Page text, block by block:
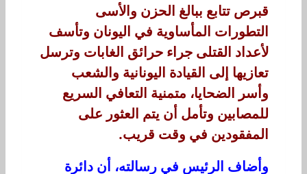
قبرص تتابع ببالغ الحزن والأسى
التطورات المأساوية في اليونان وتأسف
لأعداد القتلى جراء حرائق الغابات وترسل
تعازيها إلى القيادة اليونانية والشعب
وأسر الضحايا، متمنية التعافي السريع
للمصابين وتأمل أن يتم العثور على
المفقودين في وقت قريب.
وأضاف الرئيس في رسالته، أن دائرة